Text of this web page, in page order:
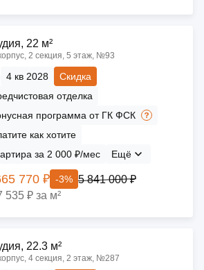
22 м²
2 секция, 5 этаж, №93
4 кв 2028
Скидка
отделка
программа от ГК ФСК
как хотите
за 2 000 ₽/мес
Ещё
770 ₽ -3% 5 841 000 ₽
535 ₽ за м²
22.3 м²
4 секция, 2 этаж, №287